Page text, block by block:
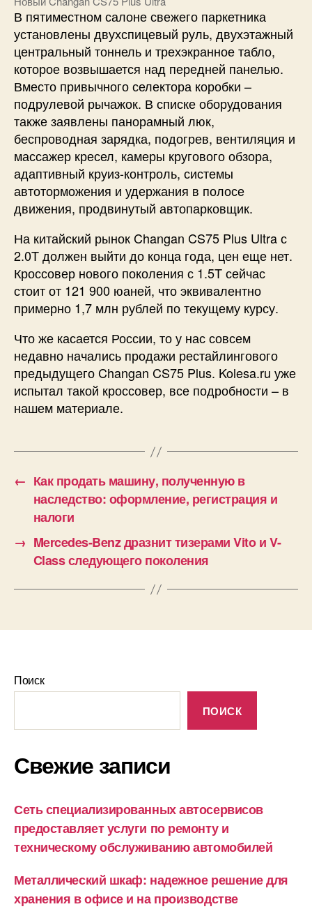
В пятиместном салоне свежего паркетника
установлены двухспицевый руль, двухэтажный
центральный тоннель и трехэкранное табло,
которое возвышается над передней панелью.
Вместо привычного селектора коробки –
подрулевой рычажок. В списке оборудования
также заявлены панорамный люк,
беспроводная зарядка, подогрев, вентиляция и
массажер кресел, камеры кругового обзора,
адаптивный круиз-контроль, системы
автоторможения и удержания в полосе
движения, продвинутый автопарковщик.
На китайский рынок Changan CS75 Plus Ultra с
2.0T должен выйти до конца года, цен еще нет.
Кроссовер нового поколения с 1.5T сейчас
стоит от 121 900 юаней, что эквивалентно
примерно 1,7 млн рублей по текущему курсу.
Что же касается России, то у нас совсем
недавно начались продажи рестайлингового
предыдущего Changan CS75 Plus. Kolesa.ru уже
испытал такой кроссовер, все подробности – в
нашем материале.
← Как продать машину, полученную в
наследство: оформление, регистрация и
налоги
→ Mercedes-Benz дразнит тизерами Vito и V-
Class следующего поколения
Поиск
ПОИСК
Свежие записи
Сеть специализированных автосервисов
предоставляет услуги по ремонту и
техническому обслуживанию автомобилей
Металлический шкаф: надежное решение для
хранения в офисе и на производстве